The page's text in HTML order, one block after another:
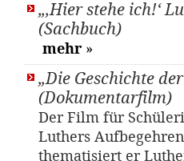
„,Hier stehe ich!‘
(Sachbuch)
mehr »
„Die Geschichte
(Dokumentarfilm)
Der Film für
Luthers
thematisiert er